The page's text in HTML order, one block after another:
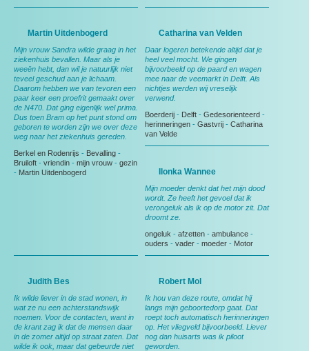
Martin Uitdenbogerd
Mijn vrouw Sandra wilde graag in het
ziekenhuis bevallen. Maar als je
weeën hebt, dan wil je natuurlijk niet
teveel geschud aan je lichaam.
Daarom hebben we van tevoren een
paar keer een proefrit gemaakt over
de N470. Dat ging eigenlijk wel prima.
Dus toen Bram op het punt stond om
geboren te worden zijn we over deze
weg naar het ziekenhuis gereden.
Berkel en Rodenrijs - Bevalling -
Bruiloft - vriendin - mijn vrouw - gezin
- Martin Uitdenbogerd
Catharina van Velden
Daar logeren betekende altijd dat je
heel veel mocht. We gingen
bijvoorbeeld op de paard en wagen
mee naar de veemarkt in Delft. Als
nichtjes werden wij vreselijk
verwend.
Boerderij - Delft - Gedesorienteerd -
herinneringen - Gastvrij - Catharina
van Velde
Ilonka Wannee
Mijn moeder denkt dat het mijn dood
wordt. Ze heeft het gevoel dat ik
verongeluk als ik op de motor zit. Dat
droomt ze.
ongeluk - afzetten - ambulance -
ouders - vader - moeder - Motor
Judith Bes
Ik wilde liever in de stad wonen, in
wat ze nu een achterstandswijk
noemen. Voor de contacten, want in
de krant zag ik dat de mensen daar
in de zomer altijd op straat zaten. Dat
wilde ik ook, maar dat gebeurde niet
Robert Mol
Ik hou van deze route, omdat hij
langs mijn geboortedorp gaat. Dat
roept toch automatisch herinneringen
op. Het vliegveld bijvoorbeeld. Liever
nog dan huisarts was ik piloot
geworden.